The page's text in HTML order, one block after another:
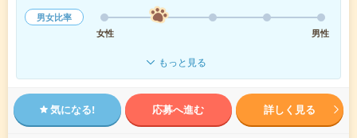
男女比率
女性
男性
もっと見る
気になる! 応募へ進む 詳しく見る